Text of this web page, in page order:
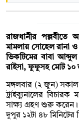
রাজধানীর
মামলায় সোহেল রানা ও
ভিকটিমের বাবা
রাইসা, ফুফুসহ মোট ১০
মঙ্গলবার (২ জুন) সকাল
ট্রাইব্যুনালের
সাক্ষ্য গ্রহণ শুরু করেন।
দুপুর ১২টা ৪৮ মিনিটের